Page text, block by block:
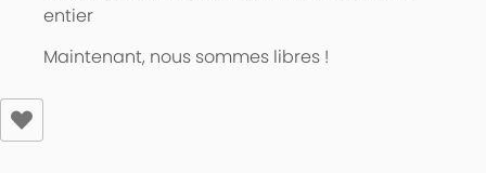
entier
Maintenant, nous sommes libres !